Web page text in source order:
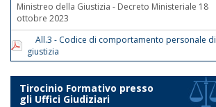
Ministreo della Giustizia - Decreto Ministeriale 18
ottobre 2023
All.3 - Codice di comportamento personale di
giustizia
Tirocinio Formativo presso
gli Uffici Giudiziari